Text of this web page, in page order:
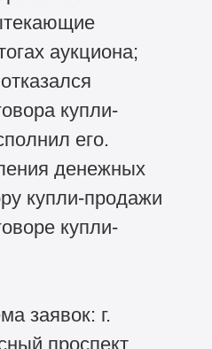
аукциона;
купли-
его.
денежных
купли-продажи
купли-
заявок: г.
проспект,